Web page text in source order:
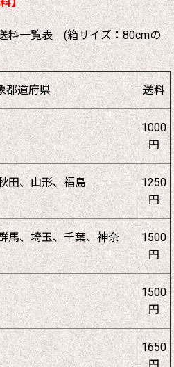
一覧表 (箱サイズ：80cmの
都道府県 送料
1000
円
田、山形、福島
1250
円
馬、埼玉、千葉、神奈
1500
円
1500
円
1650
円